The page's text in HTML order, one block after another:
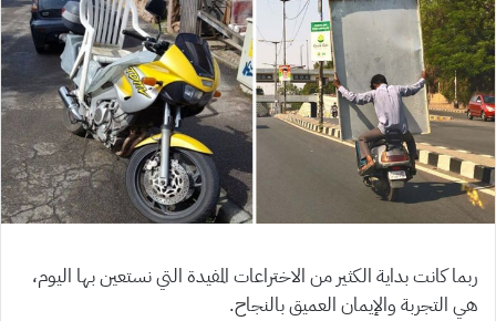
ربما كانت بداية الكثير من الاختراعات المفيدة التي نستعين بها اليوم،
هي التجربة والإيمان العميق بالنجاح.